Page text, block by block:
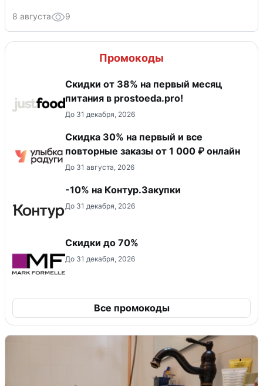
8 августа 9
Промокоды
​Скидки от 38% на первый месяц
питания в prostoeda.pro!
До 31 декабря, 2026
Скидка 30% на первый и все
повторные заказы от 1 000 ₽ онлайн
До 31 августа, 2026
-10% на Контур.Закупки
До 31 декабря, 2026
Скидки до 70%
До 31 декабря, 2026
Все промокоды